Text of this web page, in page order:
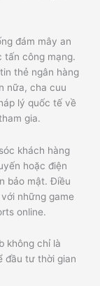
đám mây an
tấn công mạng.
thẻ ngân hàng
nữa, cha cuu
lý quốc tế về
gia.
khách hàng
hoặc điện
bảo mật. Điều
những game
online.
không chỉ là
đầu tư thời gian